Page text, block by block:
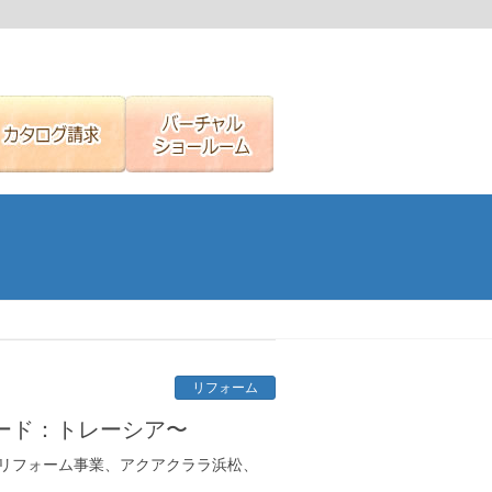
リフォーム
ド：トレーシア〜
ォーム事業、アクアクララ浜松、